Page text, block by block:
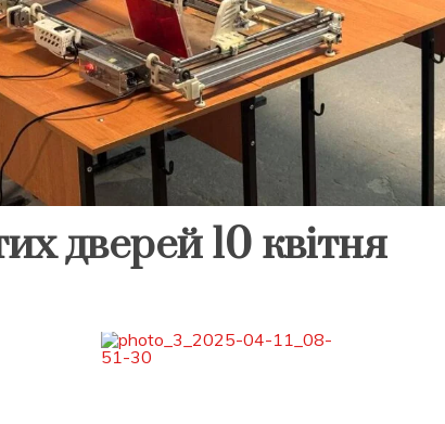
дверей 10 квітня